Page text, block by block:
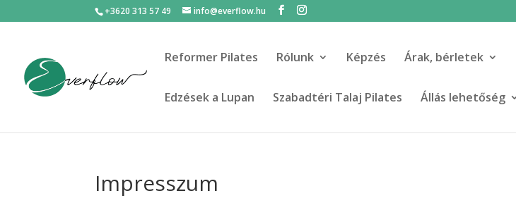
+3620 313 57 49 info@everflow.hu
Reformer Pilates Rólunk Képzés Árak, bérletek
Edzések a Lupan Szabadtéri Talaj Pilates Állás lehetőség
Impresszum